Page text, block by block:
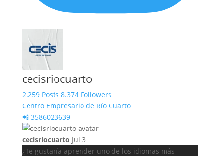
cecisriocuarto
2.259 Posts 8.374 Followers
Centro Empresario de Río Cuarto
📲 3586023639
cecisriocuarto Jul 3
¿Te gustaría aprender uno de los idiomas más